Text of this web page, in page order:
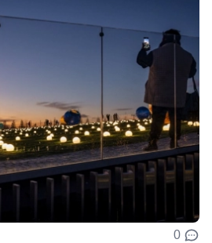
0